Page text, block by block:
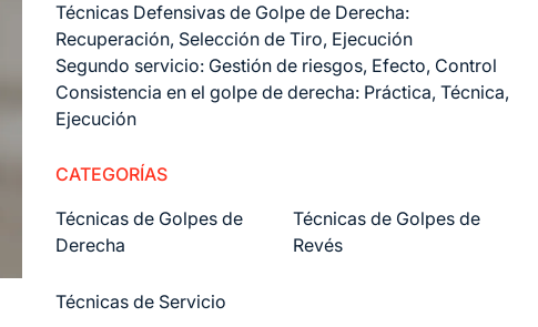
Técnicas Defensivas de Golpe de Derecha:
Recuperación, Selección de Tiro, Ejecución
Segundo servicio: Gestión de riesgos, Efecto, Control
Consistencia en el golpe de derecha: Práctica, Técnica,
Ejecución
CATEGORÍAS
Técnicas de Golpes de
Derecha
Técnicas de Golpes de
Revés
Técnicas de Servicio